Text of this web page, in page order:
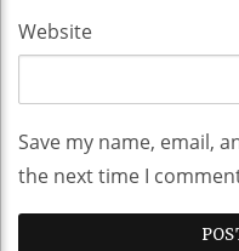
Website
Save my name, email,
the next time I